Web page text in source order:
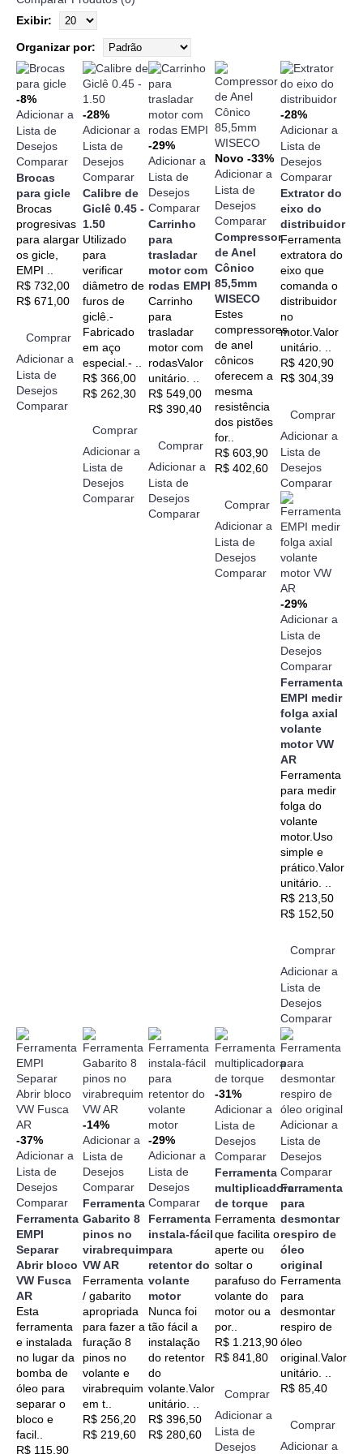
Exibir:
Organizar por:
-8%
Adicionar a
Lista de
Desejos
Comparar
Brocas
para gicle
Brocas
progresivas
para alargar
os gicle,
EMPI ..
R$ 732,00
R$ 671,00
Comprar
Adicionar a
Lista de
Desejos
Comparar
-28%
Adicionar a
Lista de
Desejos
Comparar
Calibre de
Giclê 0.45 -
1.50
Utilizado
para
verificar
diâmetro de
furos de
giclê.-
Fabricado
em aço
especial.- ..
R$ 366,00
R$ 262,30
Comprar
Adicionar a
Lista de
Desejos
Comparar
-29%
Adicionar a
Lista de
Desejos
Comparar
Carrinho
para
trasladar
motor com
rodas EMPI
Carrinho
para
trasladar
motor com
rodasValor
unitário. ..
R$ 549,00
R$ 390,40
Comprar
Adicionar a
Lista de
Desejos
Comparar
Novo -33%
Adicionar a
Lista de
Desejos
Comparar
Compressor
de Anel
Cônico
85,5mm
WISECO
Estes
compressores
de anel
cônicos
oferecem a
mesma
resistência
dos pistões
for..
R$ 603,90
R$ 402,60
Comprar
Adicionar a
Lista de
Desejos
Comparar
-28%
Adicionar a
Lista de
Desejos
Comparar
Extrator do
eixo do
distribuidor
Ferramenta
extratora do
eixo que
comanda o
distribuidor
no
motor.Valor
unitário. ..
R$ 420,90
R$ 304,39
Comprar
Adicionar a
Lista de
Desejos
Comparar
-29%
Adicionar a
Lista de
Desejos
Comparar
Ferramenta
EMPI medir
folga axial
volante
motor VW
AR
Ferramenta
para medir
folga do
volante
motor.Uso
simple e
prático.Valor
unitário. ..
R$ 213,50
R$ 152,50
Comprar
Adicionar a
Lista de
Desejos
Comparar
-37%
Adicionar a
Lista de
Desejos
Comparar
Ferramenta
EMPI
Separar
Abrir bloco
VW Fusca
AR
Esta
ferramenta
e instalada
no lugar da
bomba de
óleo para
separar o
bloco e
facil..
R$ 115,90
-14%
Adicionar a
Lista de
Desejos
Comparar
Ferramenta
Gabarito 8
pinos no
virabrequim
VW AR
Ferramenta
/ gabarito
apropriada
para fazer a
furação 8
pinos no
volante e
virabrequim
em t..
R$ 256,20
R$ 219,60
-29%
Adicionar a
Lista de
Desejos
Comparar
Ferramenta
instala-fácil
para
retentor do
volante
motor
Nunca foi
tão fácil a
instalação
do retentor
do
volante.Valor
unitário. ..
R$ 396,50
R$ 280,60
-31%
Adicionar a
Lista de
Desejos
Comparar
Ferramenta
multiplicadora
de torque
Ferramenta
que facilita o
aperte ou
soltar o
parafuso do
volante do
motor ou a
por..
R$ 1.213,90
R$ 841,80
Comprar
Adicionar a
Lista de
Desejos
Adicionar a
Lista de
Desejos
Comparar
Ferramenta
para
desmontar
respiro de
óleo
original
Ferramenta
para
desmontar
respiro de
óleo
original.Valor
unitário. ..
R$ 85,40
Comprar
Adicionar a